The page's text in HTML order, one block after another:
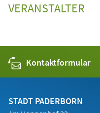
VERANSTALTER
Kontaktformular
STADT PADERBORN